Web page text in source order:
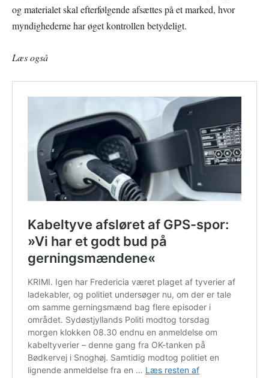
og materialet skal efterfølgende afsættes på et marked, hvor
myndighederne har øget kontrollen betydeligt.
Læs også